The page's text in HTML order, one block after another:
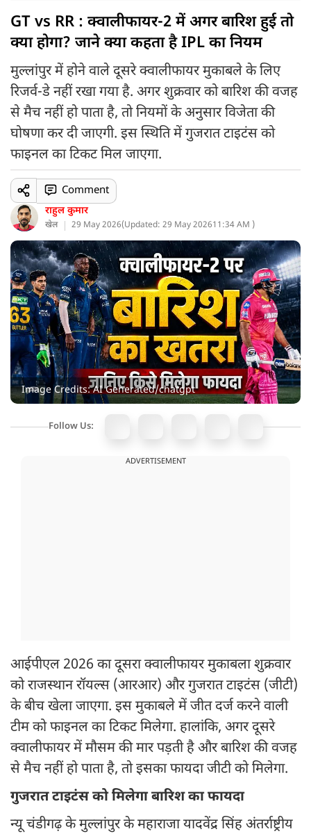
GT vs RR : क्वालीफायर-2 में अगर बारिश हुई तो
क्या होगा? जाने क्या कहता है IPL का नियम
मुल्लांपुर में होने वाले दूसरे क्वालीफायर मुकाबले के लिए
रिजर्व-डे नहीं रखा गया है. अगर शुक्रवार को बारिश की वजह
से मैच नहीं हो पाता है, तो नियमों के अनुसार विजेता की
घोषणा कर दी जाएगी. इस स्थिति में गुजरात टाइटंस को
फाइनल का टिकट मिल जाएगा.
राहुल कुमार
खेल 29 May 2026(Updated: 29 May 202611:34 AM )
Comment
Image Credits: AI Generated/chatgpt
Follow Us:
ADVERTISEMENT
आईपीएल 2026 का दूसरा क्वालीफायर मुकाबला शुक्रवार
को राजस्थान रॉयल्स (आरआर) और गुजरात टाइटंस (जीटी)
के बीच खेला जाएगा. इस मुकाबले में जीत दर्ज करने वाली
टीम को फाइनल का टिकट मिलेगा. हालांकि, अगर दूसरे
क्वालीफायर में मौसम की मार पड़ती है और बारिश की वजह
से मैच नहीं हो पाता है, तो इसका फायदा जीटी को मिलेगा.
गुजरात टाइटंस को मिलेगा बारिश का फायदा
न्यू चंडीगढ़ के मुल्लांपुर के महाराजा यादवेंद्र सिंह अंतर्राष्ट्रीय